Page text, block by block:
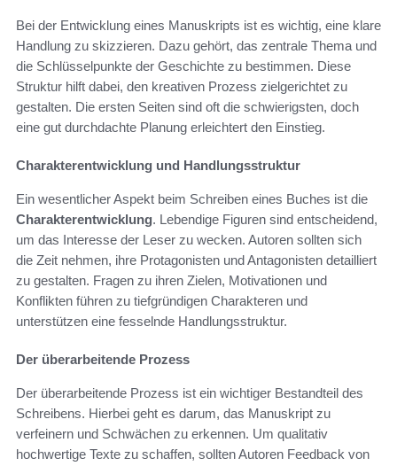
Bei der Entwicklung eines Manuskripts ist es wichtig, eine klare
Handlung zu skizzieren. Dazu gehört, das zentrale Thema und
die Schlüsselpunkte der Geschichte zu bestimmen. Diese
Struktur hilft dabei, den kreativen Prozess zielgerichtet zu
gestalten. Die ersten Seiten sind oft die schwierigsten, doch
eine gut durchdachte Planung erleichtert den Einstieg.
Charakterentwicklung und Handlungsstruktur
Ein wesentlicher Aspekt beim Schreiben eines Buches ist die
Charakterentwicklung. Lebendige Figuren sind entscheidend,
um das Interesse der Leser zu wecken. Autoren sollten sich
die Zeit nehmen, ihre Protagonisten und Antagonisten detailliert
zu gestalten. Fragen zu ihren Zielen, Motivationen und
Konflikten führen zu tiefgründigen Charakteren und
unterstützen eine fesselnde Handlungsstruktur.
Der überarbeitende Prozess
Der überarbeitende Prozess ist ein wichtiger Bestandteil des
Schreibens. Hierbei geht es darum, das Manuskript zu
verfeinern und Schwächen zu erkennen. Um qualitativ
hochwertige Texte zu schaffen, sollten Autoren Feedback von